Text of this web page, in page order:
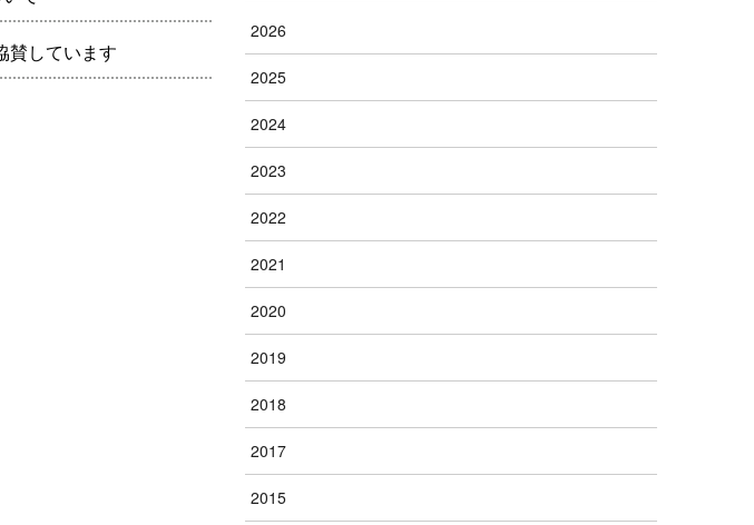
賛しています
2026
2025
2024
2023
2022
2021
2020
2019
2018
2017
2015